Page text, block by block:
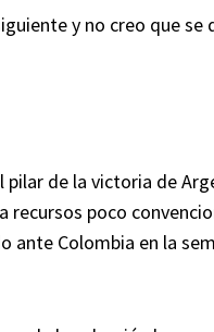
y no creo que
pilar de la victoria de
recursos poco
ante Colombia en la